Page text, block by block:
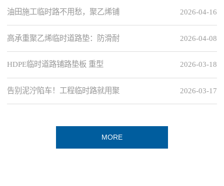
2026-04-16
油田施工临时路不用愁，聚乙烯铺
2026-04-08
高承重聚乙烯临时道路垫：防滑耐
2026-03-18
HDPE临时道路铺路垫板 重型
2026-03-17
告别泥泞陷车！工程临时路就用聚
MORE